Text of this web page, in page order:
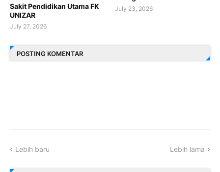
Sakit Pendidikan Utama FK
UNIZAR
July 27, 2026
July 23, 2026
POSTING KOMENTAR
Lebih baru Lebih lama